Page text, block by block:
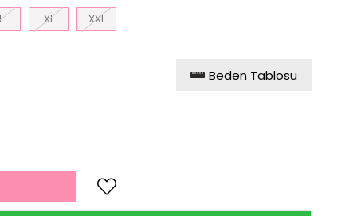
XL XXL
Beden Tablosu